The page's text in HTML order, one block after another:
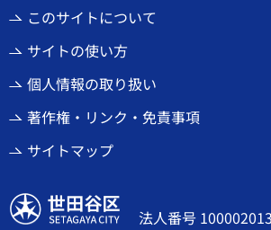
このサイトについて
サイトの使い方
個人情報の取り扱い
著作権・リンク・免責事項
サイトマップ
世田谷区
法人番号